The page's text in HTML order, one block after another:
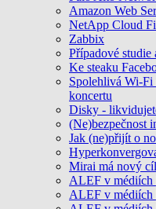
Amazon Web
NetApp Cloud
Zabbix
Případové studie
Ke steaku
Spolehlivá Wi-Fi
koncertu
Disky -
(Ne)bezpečnost
Jak (ne)přijít o
Mirai má nový
ALEF v médiích
ALEF v médiích